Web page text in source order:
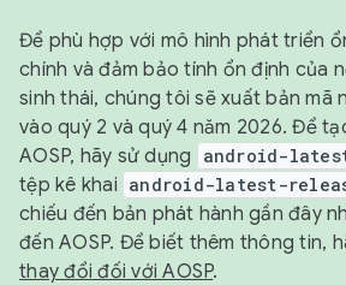
Để phù hợp với mô hình phát triển
chính và đảm bảo tính ổn định của
sinh thái, chúng tôi sẽ xuất bản mã
vào quý 2 và quý 4 năm 2026. Để
AOSP, hãy sử dụng
android-
tệp kê khai android-latest-
chiếu đến bản phát hành gần đây
đến AOSP. Để biết thêm thông tin,
thay đổi đối với AOSP.